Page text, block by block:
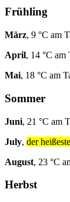
Frühling
März, 9 °C am
April, 14 °C am
Mai, 18 °C am
Sommer
Juni, 21 °C am
July, der
August, 23 °C
Herbst